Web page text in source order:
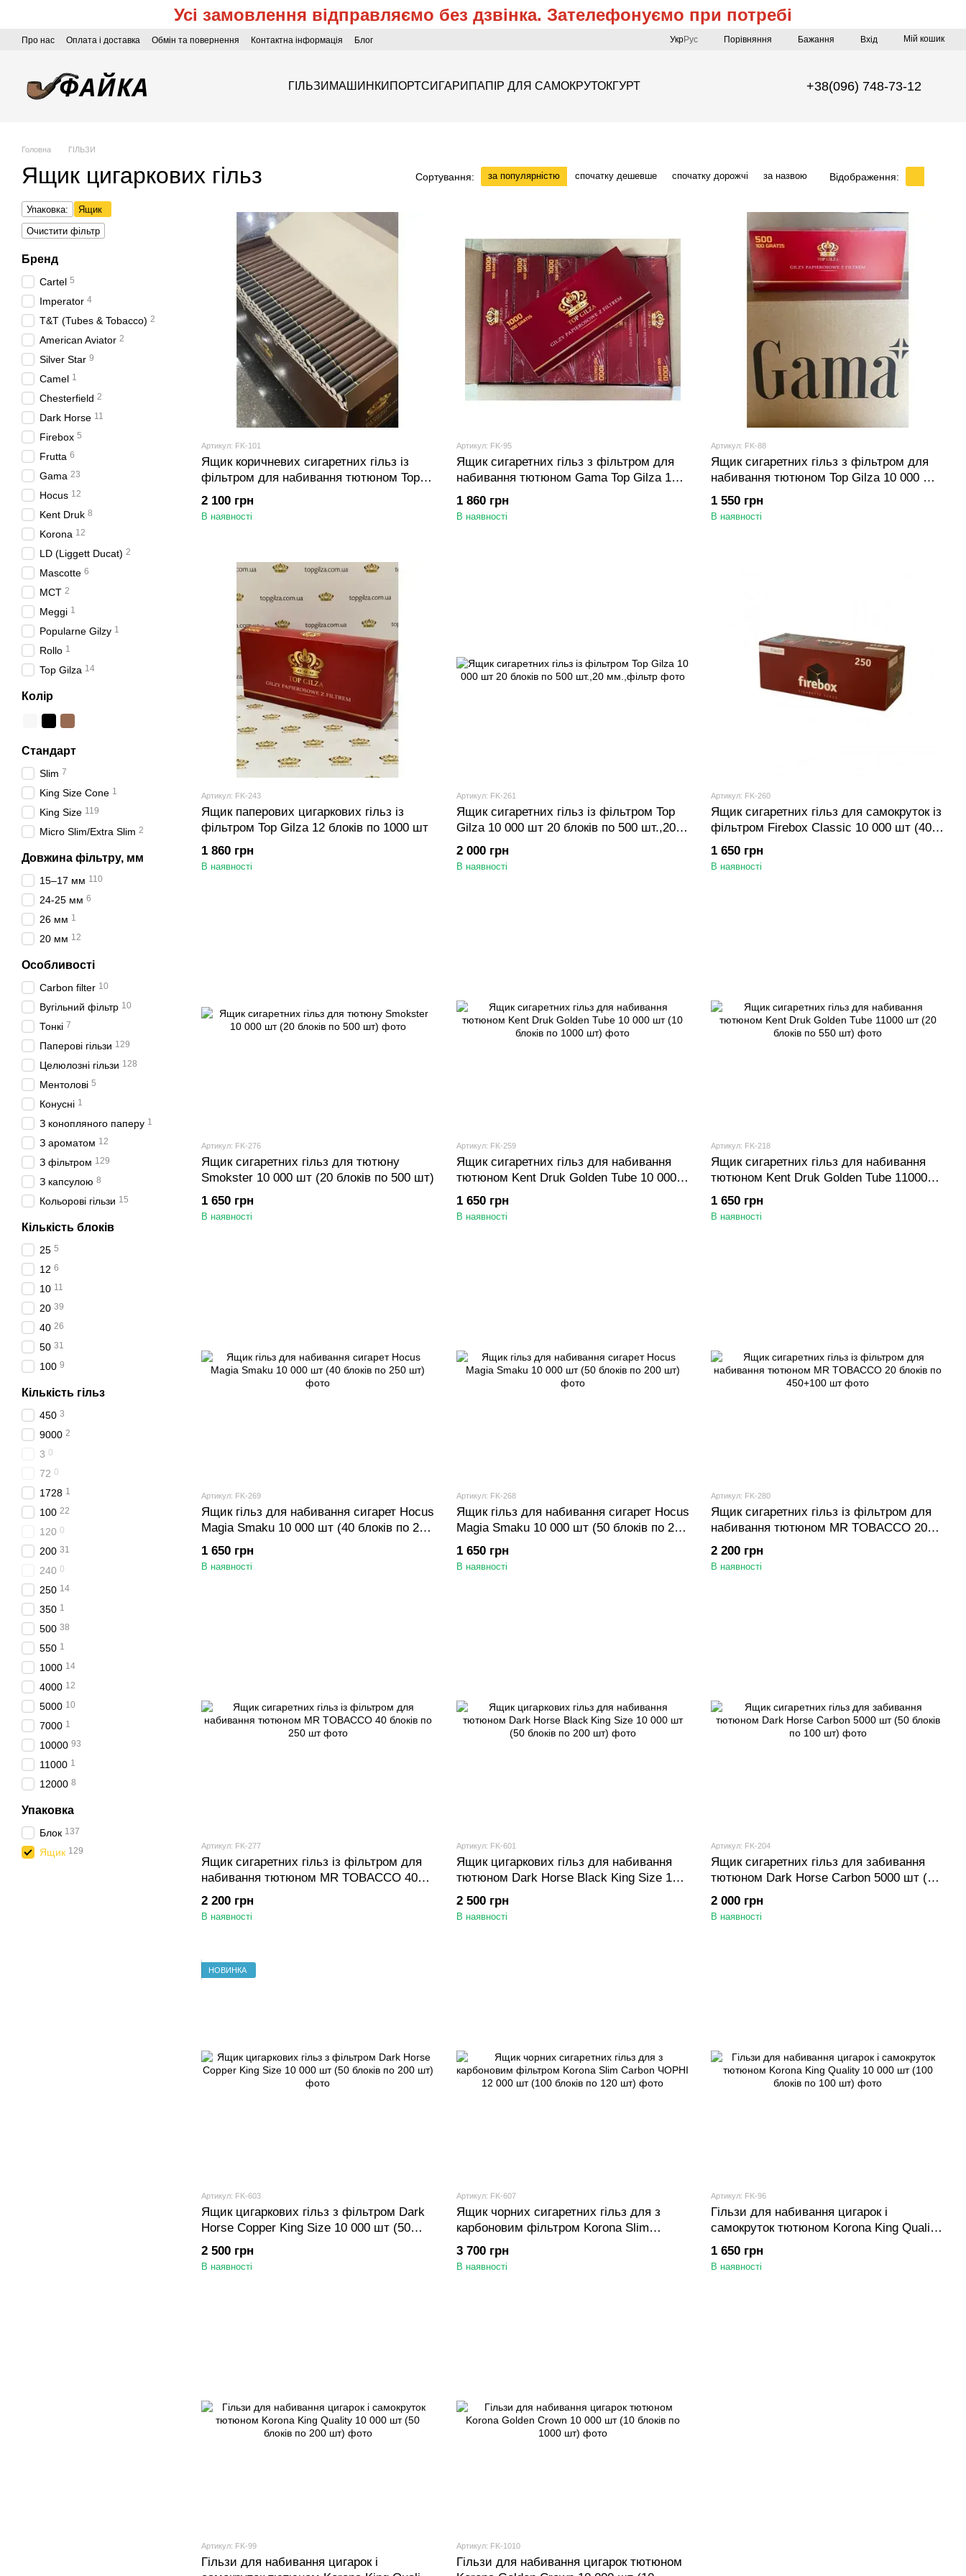
Усі замовлення відправляємо без дзвінка. Зателефонуємо при потребі
Про нас Оплата і доставка Обмін та повернення Контактна інформація Блог УкрРус Порівняння Бажання Вхід Мій кошик
ГІЛЬЗИ МАШИНКИ ПОРТСИГАРИ ПАПІР ДЛЯ САМОКРУТОКГУРТ +38(096) 748-73-12
Головна ГІЛЬЗИ
Ящик цигаркових гільз Сортування: за популярністю спочатку дешевше спочатку дорожчі за назвою Відображення:
Артикул: FK-101
Ящик коричневих сигаретних гільз із
фільтром для набивання тютюном Top
Gilza 10 000 шт (20 блоків по 500 шт)
2 100 грн
В наявності
Артикул: FK-95
Ящик сигаретних гільз з фільтром для
набивання тютюном Gama Top Gilza 12
000 шт (12 блоків по 1000 шт)
1 860 грн
В наявності
Артикул: FK-88
Ящик сигаретних гільз з фільтром для
набивання тютюном Top Gilza 10 000 шт
(20 блоків по 500 шт)
1 550 грн
В наявності
Артикул: FK-243
Ящик паперових цигаркових гільз із
фільтром Top Gilza 12 блоків по 1000 шт
1 860 грн
В наявності
Артикул: FK-261
Ящик сигаретних гільз із фільтром Top
Gilza 10 000 шт 20 блоків по 500 шт.,20
мм.,фільтр
2 000 грн
В наявності
Артикул: FK-260
Ящик сигаретних гільз для самокруток із
фільтром Firebox Classic 10 000 шт (40
блоків по 250 шт)
1 650 грн
В наявності
Артикул: FK-276
Ящик сигаретних гільз для тютюну
Smokster 10 000 шт (20 блоків по 500 шт)
1 650 грн
В наявності
Артикул: FK-259
Ящик сигаретних гільз для набивання
тютюном Kent Druk Golden Tube 10 000
шт (10 блоків по 1000 шт)
1 650 грн
В наявності
Артикул: FK-218
Ящик сигаретних гільз для набивання
тютюном Kent Druk Golden Tube 11000
шт (20 блоків по 550 шт)
1 650 грн
В наявності
Артикул: FK-269
Ящик гільз для набивання сигарет Hocus
Magia Smaku 10 000 шт (40 блоків по 250
шт)
1 650 грн
В наявності
Артикул: FK-268
Ящик гільз для набивання сигарет Hocus
Magia Smaku 10 000 шт (50 блоків по 200
шт)
1 650 грн
В наявності
Артикул: FK-280
Ящик сигаретних гільз із фільтром для
набивання тютюном MR TOBACCO 20
блоків по 450+100 шт
2 200 грн
В наявності
Артикул: FK-277
Ящик сигаретних гільз із фільтром для
набивання тютюном MR TOBACCO 40
блоків по 250 шт
2 200 грн
В наявності
Артикул: FK-601
Ящик цигаркових гільз для набивання
тютюном Dark Horse Black King Size 10
000 шт (50 блоків по 200 шт)
2 500 грн
В наявності
Артикул: FK-204
Ящик сигаретних гільз для забивання
тютюном Dark Horse Carbon 5000 шт (50
блоків по 100 шт)
2 000 грн
В наявності
НОВИНКА
Артикул: FK-603
Ящик цигаркових гільз з фільтром Dark
Horse Copper King Size 10 000 шт (50
блоків по 200 шт)
2 500 грн
В наявності
Артикул: FK-607
Ящик чорних сигаретних гільз для з
карбоновим фільтром Korona Slim
Carbon ЧОРНІ 12 000 шт (100 блоків по
120 шт)
3 700 грн
В наявності
Артикул: FK-96
Гільзи для набивання цигарок і
самокруток тютюном Korona King Quality
10 000 шт (100 блоків по 100 шт)
1 650 грн
В наявності
Артикул: FK-99
Гільзи для набивання цигарок і
Артикул: FK-1010
Гільзи для набивання цигарок тютюном
Упаковка:
Ящик
Очистити фільтр
Бренд
Cartel 5
Imperator 4
T&T (Tubes & Tobacco) 2
American Aviator 2
Silver Star 9
Camel 1
Chesterfield 2
Dark Horse 11
Firebox 5
Frutta 6
Gama 23
Hocus 12
Kent Druk 8
Korona 12
LD (Liggett Ducat) 2
Mascotte 6
MCT 2
Meggi 1
Popularne Gilzy 1
Rollo 1
Top Gilza 14
Колір
Стандарт
Slim 7
King Size Cone 1
King Size 119
Micro Slim/Extra Slim 2
Довжина фільтру, мм
15–17 мм 110
24-25 мм 6
26 мм 1
20 мм 12
Особливості
Carbon filter 10
Вугільний фільтр 10
Тонкі 7
Паперові гільзи 129
Целюлозні гільзи 128
Ментолові 5
Конусні 1
З конопляного паперу 1
З ароматом 12
З фільтром 129
З капсулою 8
Кольорові гільзи 15
Кількість блоків
25 5
12 6
10 11
20 39
40 26
50 31
100 9
Кількість гільз
450 3
9000 2
3 0
72 0
1728 1
100 22
120 0
200 31
240 0
250 14
350 1
500 38
550 1
1000 14
4000 12
5000 10
7000 1
10000 93
11000 1
12000 8
Упаковка
Блок 137
Ящик 129